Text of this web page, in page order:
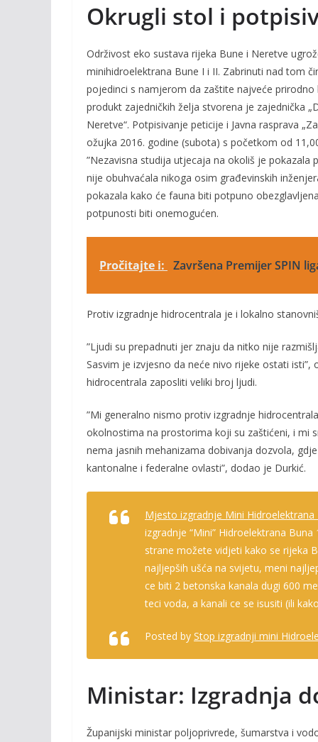
Okrugli stol i
Održivost eko sustava rijeka Bune i Neretve
minihidroelektrana Bune I i II. Zabrinuti nad tom
pojedinci s namjerom da zaštite najveće
produkt zajedničkih želja stvorena je zajednička
Neretve“. Potpisivanje peticije i Javna rasprava
ožujka 2016. godine (subota) s početkom od
”Nezavisna studija utjecaja na okoliš je
nije obuhvaćala nikoga osim građevinskih
pokazala kako će fauna biti potpuno
potpunosti biti onemogućen.
Pročitajte i: Završena Premijer SPIN
Protiv izgradnje hidrocentrala je i lokalno
”Ljudi su prepadnuti jer znaju da nitko nije
Sasvim je izvjesno da neće nivo rijeke ostati
hidrocentrala zaposliti veliki broj ljudi.
”Mi generalno nismo protiv izgradnje
okolnostima na prostorima koji su zaštićeni, i mi
nema jasnih mehanizama dobivanja dozvola,
kantonalne i federalne ovlasti”, dodao je Durkić.
Mjesto izgradnje Mini Hidroelektrana
izgradnje “Mini” Hidroelektrana
strane možete vidjeti kako se rijeka
najljepših ušća na svijetu, meni
ce biti 2 betonska kanala dugi 600
teci voda, a kanali ce se isusiti (ili
Posted by Stop izgradnji mini
Ministar: Izgradnja
Županijski ministar poljoprivrede, šumarstva i